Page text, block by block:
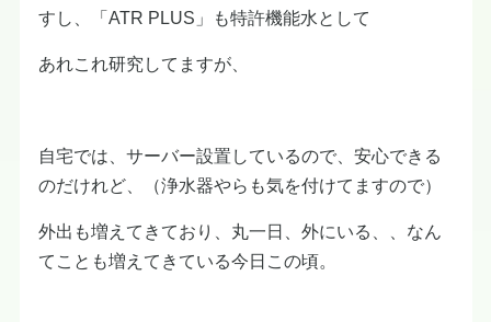
すし、「ATR PLUS」も特許機能水として
あれこれ研究してますが、
自宅では、サーバー設置しているので、安心できる
のだけれど、（浄水器やらも気を付けてますので）
外出も増えてきており、丸一日、外にいる、、なん
てことも増えてきている今日この頃。